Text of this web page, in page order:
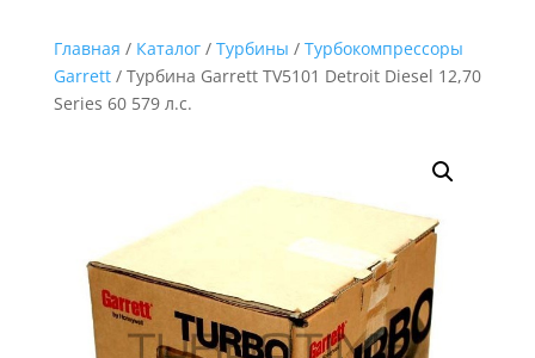
Главная / Каталог/ Турбины / Турбокомпрессоры
Garrett/ Турбина Garrett TV5101 Detroit Diesel 12,70
Series 60 579 л.с.